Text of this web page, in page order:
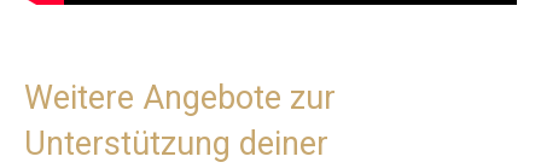
Weitere Angebote zur
Unterstützung deiner